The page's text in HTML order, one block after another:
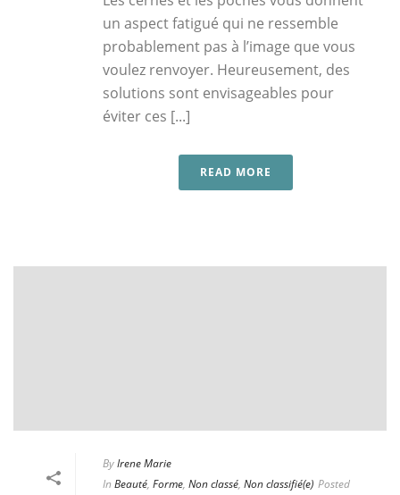
un aspect fatigué qui ne ressemble
probablement pas à l’image que vous
voulez renvoyer. Heureusement, des
solutions sont envisageables pour
éviter ces [...]
READ MORE
ByIrene Marie
In Beauté, Forme, Non classé, Non classifié(e) Posted